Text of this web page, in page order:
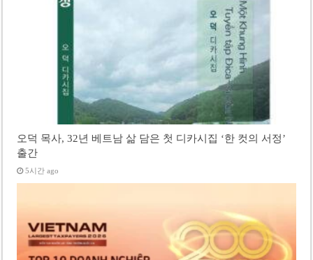
오덕 목사, 32년 베트남 삶 담은 첫 디카시집 ‘한 컷의 서정’
출간
5시간 ago